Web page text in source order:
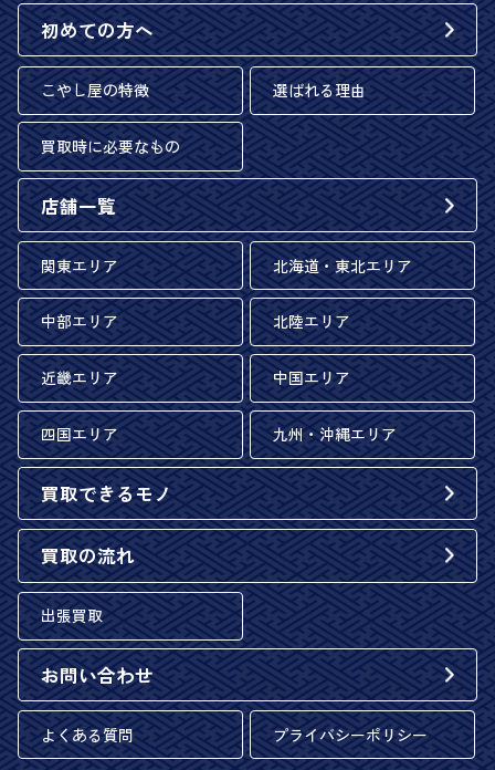
初めての方へ
こやし屋の特徴 選ばれる理由
買取時に必要なもの
店舗一覧
関東エリア 北海道・東北エリア
中部エリア 北陸エリア
近畿エリア 中国エリア
四国エリア 九州・沖縄エリア
買取できるモノ
買取の流れ
出張買取
お問い合わせ
よくある質問 プライバシーポリシー